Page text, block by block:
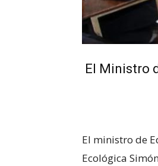
El Ministro
El ministro de
Ecológica